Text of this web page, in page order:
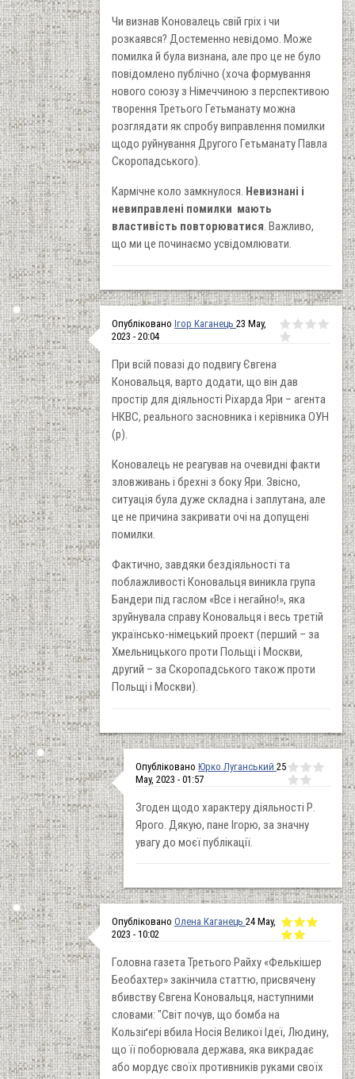
Чи визнав Коновалець свій гріх і чи
розкаявся? Достеменно невідомо. Може
помилка й була визнана, але про це не було
повідомлено публічно (хоча формування
нового союзу з Німеччиною з перспективою
творення Третього Гетьманату можна
розглядати як спробу виправлення помилки
щодо руйнування Другого Гетьманату Павла
Скоропадського).
Кармічне коло замкнулося. Невизнані і
невиправлені помилки мають
властивість повторюватися. Важливо,
що ми це починаємо усвідомлювати.
Опубліковано Ігор Каганець 23 May,
2023 - 20:04
При всій повазі до подвигу Євгена
Коновальця, варто додати, що він дав
простір для діяльності Ріхарда Яри – агента
НКВС, реального засновника і керівника ОУН
(р).
Коновалець не реагував на очевидні факти
зловживань і брехні з боку Яри. Звісно,
ситуація була дуже складна і заплутана, але
це не причина закривати очі на допущені
помилки.
Фактично, завдяки бездіяльності та
поблажливості Коновальця виникла група
Бандери під гаслом «Все і негайно!», яка
зруйнувала справу Коновальця і весь третій
українсько-німецький проект (перший – за
Хмельницького проти Польщі і Москви,
другий – за Скоропадського також проти
Польщі і Москви).
Опубліковано Юрко Луганський 25
May, 2023 - 01:57
Згоден щодо характеру діяльності Р.
Ярого. Дякую, пане Ігорю, за значну
увагу до моєї публікації.
Опубліковано Олена Каганець 24 May,
2023 - 10:02
Головна газета Третього Райху «Фелькішер
Беобахтер» закінчила статтю, присвячену
вбивству Євгена Коновальця, наступними
словами: "Світ почув, що бомба на
Кользіґері вбила Носія Великої Ідеї, Людину,
що її поборювала держава, яка викрадає
або мордує своїх противників руками своїх